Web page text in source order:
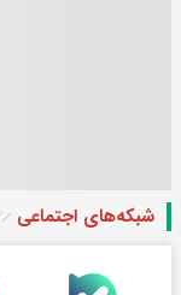
شبکه‌های اجتماعی